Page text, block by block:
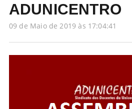
ADUNICENTRO
09 de Maio de 2019 às 17:04:41